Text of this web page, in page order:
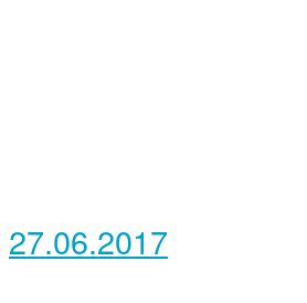
27.06.2017